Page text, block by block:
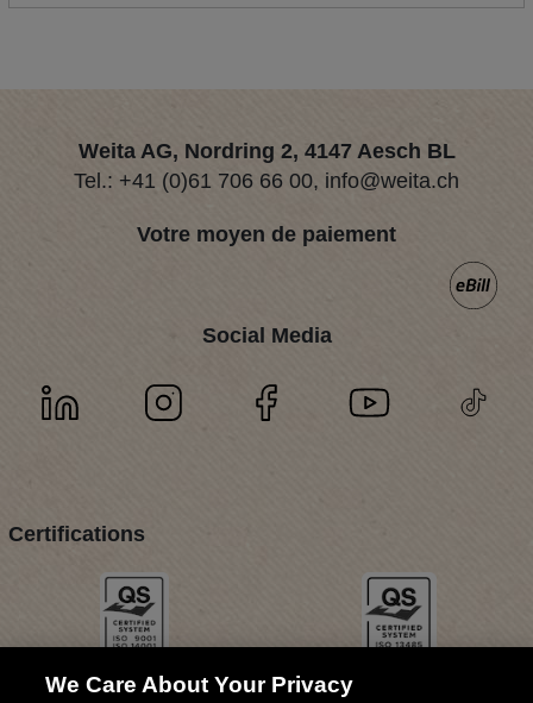
Weita AG, Nordring 2, 4147 Aesch BL
Tel.: +41 (0)61 706 66 00, info@weita.ch
Votre moyen de paiement
Social Media
Certifications
We Care About Your Privacy